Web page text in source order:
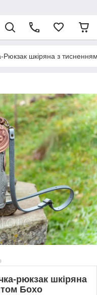
Рюкзак шкіряна з
рюкзак шкіряна
Бохо